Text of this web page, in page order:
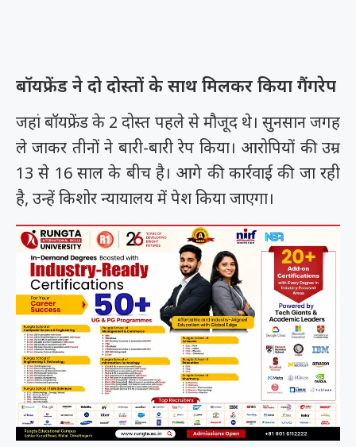
बॉयफ्रेंड ने दो दोस्तों के साथ मिलकर किया गैंगरेप
जहां बॉयफ्रेंड के 2 दोस्त पहले से मौजूद थे। सुनसान जगह
ले जाकर तीनों ने बारी-बारी रेप किया। आरोपियों की उम्र
13 से 16 साल के बीच है। आगे की कार्रवाई की जा रही
है, उन्हें किशोर न्यायालय में पेश किया जाएगा।